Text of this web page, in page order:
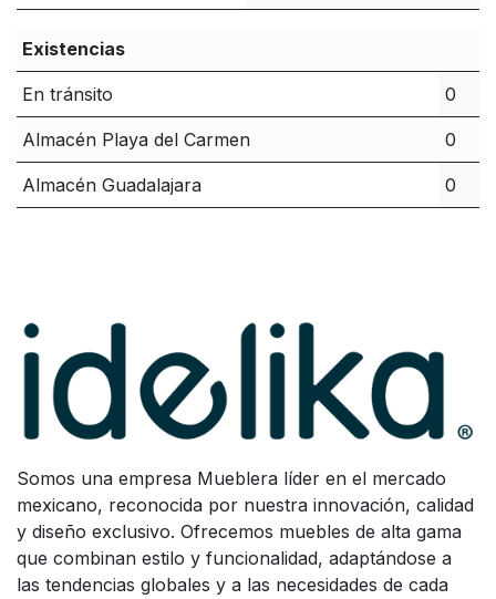
Existencias
En tránsito 0
Almacén Playa del Carmen 0
Almacén Guadalajara 0
Somos una empresa Mueblera líder en el mercado
mexicano, reconocida por nuestra innovación, calidad
y diseño exclusivo. Ofrecemos muebles de alta gama
que combinan estilo y funcionalidad, adaptándose a
las tendencias globales y a las necesidades de cada